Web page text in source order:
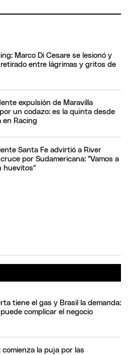
Marco Di Cesare se lesionó y
entre lágrimas y gritos de
expulsión de Maravilla
un codazo: es la quinta desde
en Racing
Santa Fe advirtió a River
por Sudamericana: "Vamos a
huevitos"
tiene el gas y Brasil la demanda:
complicar el negocio
comienza la puja por las